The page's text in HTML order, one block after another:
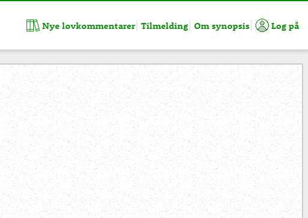
Nye lovkommentarer Tilmelding Om synopsis Log på